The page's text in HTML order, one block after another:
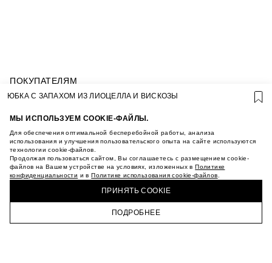
МЫ ИСПОЛЬЗУЕМ COOKIE-ФАЙЛЫ.
Для обеспечения оптимальной бесперебойной работы, анализа
использования и улучшения пользовательского опыта на сайте используются
технологии cookie-файлов.
Продолжая пользоваться сайтом, Вы соглашаетесь с размещением cookie-
файлов на Вашем устройстве на условиях, изложенных вПолитике
конфиденциальности и вПолитике использования cookie-файлов
ПРИНЯТЬ COOKIE
ПОДРОБНЕЕ
ГЛАВНАЯ КАТАЛОГ КОРЗИНА ПРОФИЛЬ
ПОКУПАТЕЛЯМ
УСЛОВИЯ ИСПОЛЬЗОВАНИЯ ПОДАРОЧНЫХ
ПОЛИТИКА КОНФИДЕНЦИАЛЬНОСТИ
ПОЛИТИКА COOKIE
УСЛОВИЯ ПОКУПКИ
О НАС
МАГАЗИНЫ
КАРЬЕРА
ТЕЛЕГРАМ
ПОДПИСАТЬСЯ НА НОВОСТИ
ЮБКА С ЗАПАХОМ ИЗ ЛИОЦЕЛЛА И ВИСКОЗЫ
КУПИТЬ + ПОЛУЧИТЬ В МАГАЗИНЕ MAAG